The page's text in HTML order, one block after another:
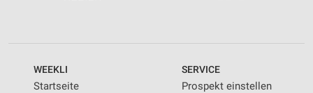
WEEKLI
Startseite
SERVICE
Prospekt einstellen